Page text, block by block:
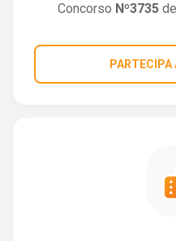
Concorso Nº3735 del
PARTECIPA